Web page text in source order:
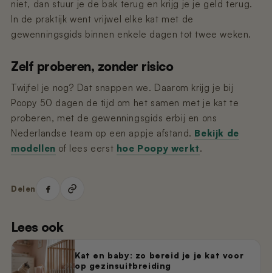
niet, dan stuur je de bak terug en krijg je je geld terug.
In de praktijk went vrijwel elke kat met de
gewenningsgids binnen enkele dagen tot twee weken.
Zelf proberen, zonder risico
Twijfel je nog? Dat snappen we. Daarom krijg je bij
Poopy 50 dagen de tijd om het samen met je kat te
proberen, met de gewenningsgids erbij en ons
Nederlandse team op een appje afstand. Bekijk de
modellen of lees eerst hoe Poopy werkt.
Delen
Lees ook
Kat en baby: zo bereid je je kat voor
op gezinsuitbreiding